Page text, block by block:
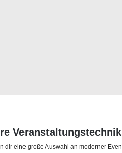
dir eine große Auswahl an moderner